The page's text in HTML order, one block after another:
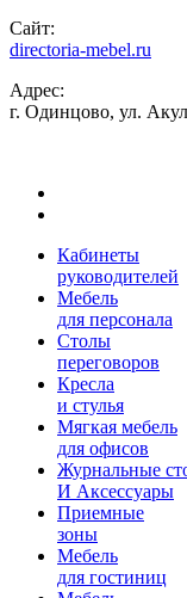
Сайт:
directoria-mebel.ru
Адрес:
г. Одинцово, ул.
Кабинеты
руководителей
Мебель
для персонала
Столы
переговоров
Кресла
и стулья
Мягкая мебель
для офисов
Журнальные
И Аксессуары
Приемные
зоны
Мебель
для гостиниц